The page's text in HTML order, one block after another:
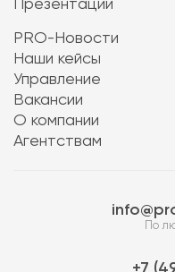
Презентации
PRO-Новости
Наши кейсы
Управление
Вакансии
О компании
Агентствам
По
7